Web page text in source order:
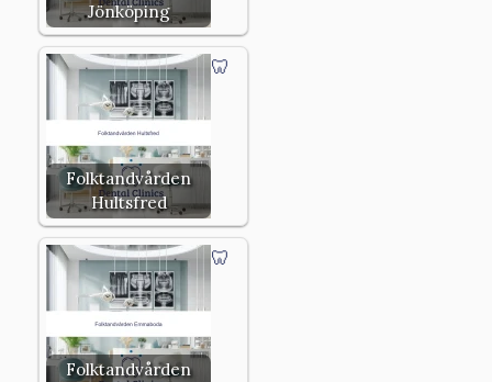
Jönköping
Folktandvården
Hultsfred
Folktandvården